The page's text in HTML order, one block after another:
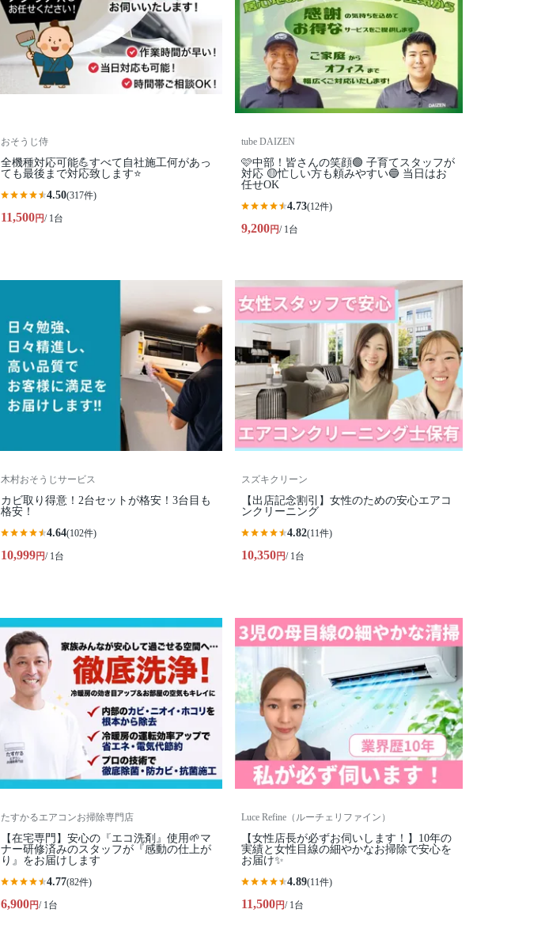
おそうじ侍
全機種対応可能💪すべて自社施工何があっ
ても最後まで対応致します⭐
4.50(317件)
11,500円/ 1台
tube DAIZEN
🩷中部！皆さんの笑顔🟢 子育てスタッフが
対応 🟡忙しい方も頼みやすい🔵 当日はお
任せOK
4.73(12件)
9,200円/ 1台
木村おそうじサービス
カビ取り得意！2台セットが格安！3台目も
格安！
4.64(102件)
10,999円/ 1台
スズキクリーン
【出店記念割引】女性のための安心エアコ
ンクリーニング
4.82(11件)
10,350円/ 1台
たすかるエアコンお掃除専門店
【在宅専門】安心の『エコ洗剤』使用🌱マ
ナー研修済みのスタッフが『感動の仕上が
り』をお届けします
4.77(82件)
6,900円/ 1台
Luce Refine（ルーチェリファイン）
【女性店長が必ずお伺いします！】10年の
実績と女性目線の細やかなお掃除で安心を
お届け✨
4.89(11件)
11,500円/ 1台